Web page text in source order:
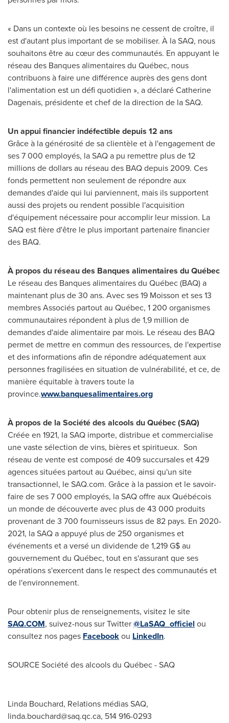
« Dans un contexte où les besoins ne cessent de croître, il
est d'autant plus important de se mobiliser. À la SAQ, nous
souhaitons être au cœur des communautés. En appuyant le
réseau des Banques alimentaires du Québec, nous
contribuons à faire une différence auprès des gens dont
l'alimentation est un défi quotidien », a déclaréCatherine
Dagenais, présidente et chef de la direction de la SAQ.
Un appui financier indéfectible depuis 12 ans
Grâce à la générosité de sa clientèle et à l'engagement de
ses 7 000 employés, la SAQ a pu remettre plus de 12
millions de dollars au réseau des BAQ depuis 2009. Ces
fonds permettent non seulement de répondre aux
demandes d'aide qui lui parviennent, mais ils supportent
aussi des projets ou rendent possible l'acquisition
d'équipement nécessaire pour accomplir leur mission. La
SAQ est fière d'être le plus important partenaire financier
des BAQ.
À propos du réseau des Banques alimentaires du Québec
Le réseau des Banques alimentaires du Québec (BAQ) a
maintenant plus de 30 ans. Avec ses 19 Moisson et ses 13
membres Associés partout au Québec, 1 200 organismes
communautaires répondent à plus de 1,9 million de
demandes d'aide alimentaire par mois. Le réseau des BAQ
permet de mettre en commun des ressources, de l'expertise
et des informations afin de répondre adéquatement aux
personnes fragilisées en situation de vulnérabilité, et ce, de
manière équitable à travers toute la
province.www.banquesalimentaires.org
À propos de la Société des alcools du Québec (SAQ)
Créée en 1921, la SAQ importe, distribue et commercialise
une vaste sélection de vins, bières et spiritueux. Son
réseau de vente est composé de 409 succursales et 429
agences situées partout au Québec, ainsi qu'un site
transactionnel, le SAQ.com. Grâce à la passion et le savoir-
faire de ses 7 000 employés, la SAQ offre aux Québécois
un monde de découverte avec plus de 43 000 produits
provenant de 3 700 fournisseurs issus de 82 pays. En 2020-
2021, la SAQ a appuyé plus de 250 organismes et
événements et a versé un dividende de 1,219 G$ au
gouvernement du Québec, tout en s'assurant que ses
opérations s'exercent dans le respect des communautés et
de l'environnement.
Pour obtenir plus de renseignements, visitez le site
SAQ.COM, suivez-nous sur Twitter@LaSAQ_officiel ou
consultez nos pages Facebookou LinkedIn.
SOURCE Société des alcools du Québec - SAQ
Linda Bouchard, Relations médias SAQ,
linda.bouchard@saq.qc.ca, 514 916-0293